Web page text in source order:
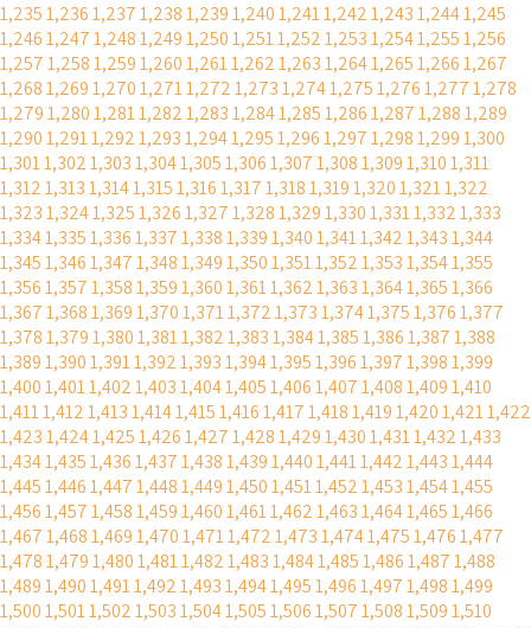
1,2351,2361,2371,2381,2391,2401,2411,2421,2431,2441,245
1,2461,2471,2481,2491,2501,2511,2521,2531,2541,2551,256
1,2571,2581,2591,2601,2611,2621,2631,2641,2651,2661,267
1,2681,2691,2701,2711,2721,2731,2741,2751,2761,2771,278
1,2791,2801,2811,2821,2831,2841,2851,2861,2871,2881,289
1,2901,2911,2921,2931,2941,2951,2961,2971,2981,2991,300
1,3011,3021,3031,3041,3051,3061,3071,3081,3091,3101,311
1,3121,3131,3141,3151,3161,3171,3181,3191,3201,3211,322
1,3231,3241,3251,3261,3271,3281,3291,3301,3311,3321,333
1,3341,3351,3361,3371,3381,3391,3401,3411,3421,3431,344
1,3451,3461,3471,3481,3491,3501,3511,3521,3531,3541,355
1,3561,3571,3581,3591,3601,3611,3621,3631,3641,3651,366
1,3671,3681,3691,3701,3711,3721,3731,3741,3751,3761,377
1,3781,3791,3801,3811,3821,3831,3841,3851,3861,3871,388
1,3891,3901,3911,3921,3931,3941,3951,3961,3971,3981,399
1,4001,4011,4021,4031,4041,4051,4061,4071,4081,4091,410
1,4111,4121,4131,4141,4151,4161,4171,4181,4191,4201,4211,422
1,4231,4241,4251,4261,4271,4281,4291,4301,4311,4321,433
1,4341,4351,4361,4371,4381,4391,4401,4411,4421,4431,444
1,4451,4461,4471,4481,4491,4501,4511,4521,4531,4541,455
1,4561,4571,4581,4591,4601,4611,4621,4631,4641,4651,466
1,4671,4681,4691,4701,4711,4721,4731,4741,4751,4761,477
1,4781,4791,4801,4811,4821,4831,4841,4851,4861,4871,488
1,4891,4901,4911,4921,4931,4941,4951,4961,4971,4981,499
1,5001,5011,5021,5031,5041,5051,5061,5071,5081,5091,510